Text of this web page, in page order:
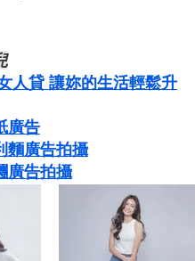
人貸 讓妳的生活輕鬆升
廣告
麵廣告拍攝
廣告拍攝